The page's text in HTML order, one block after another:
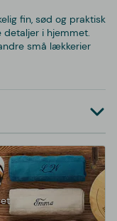
fin, sød og praktisk
detaljer i hjemmet.
små lækkerier